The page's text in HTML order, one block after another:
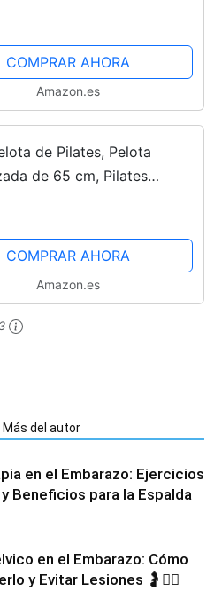
Fotos Datos
Consejos Ecografías -...
COMPRAR AHORA
Amazon.es
de Pilates, Pelota
de 65 cm, Pilates
una Variedad en Balon
para tu Rutina...
COMPRAR AHORA
Amazon.es
Más del autor
en el Embarazo: Ejercicios
Beneficios para la Espalda
en el Embarazo: Cómo
y Evitar Lesiones 🤰🧘‍♀️